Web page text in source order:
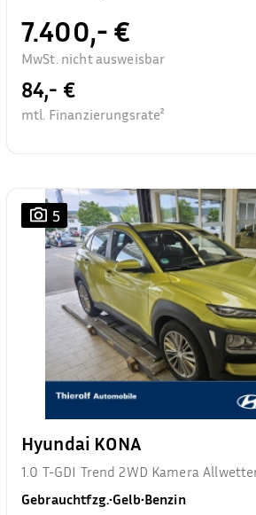
7.400,- €
MwSt. nicht ausweisbar
84,- €
mtl. Finanzierungsrate²
5
Hyundai KONA
1.0 T-GDI Trend 2WD Kamera
Gebrauchtfzg.•Gelb•Benzin